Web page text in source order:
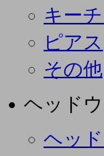
キー
ピアス
その他
ヘッド
ヘッ